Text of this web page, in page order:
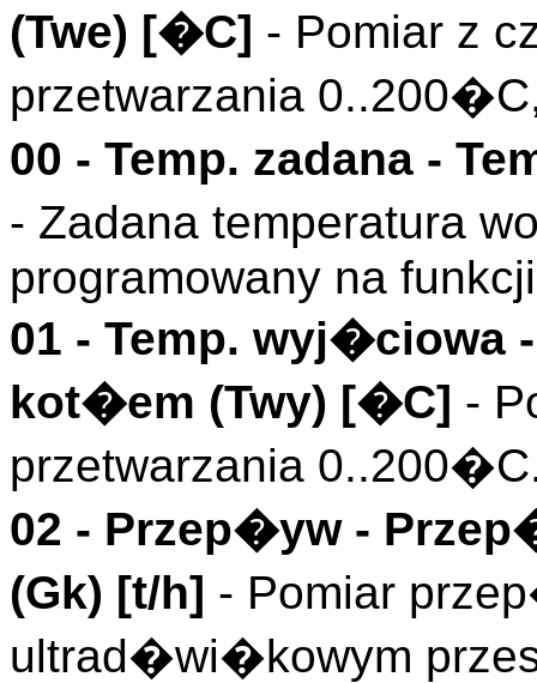
(Twe) [�C] - Pomiar z
przetwarzania
00 - Temp. zadana -
- Zadana temperatura
programowany na
01 - Temp. wyj�ciowa
kot�em (Twy) [�C] -
przetwarzania
02 - Przep�yw-
(Gk) [t/h] - Pomiar
ultrad�wi�kowym